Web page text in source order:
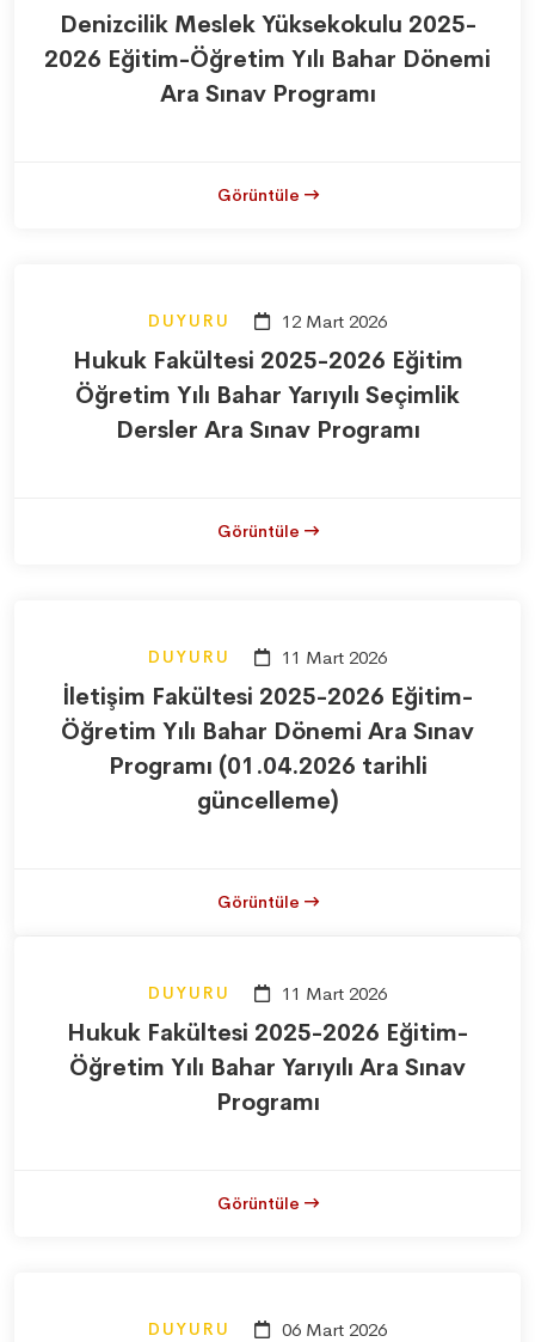
Denizcilik Meslek Yüksekokulu 2025-
2026 Eğitim-Öğretim Yılı Bahar Dönemi
Ara Sınav Programı
Görüntüle
DUYURU 12 Mart 2026
Hukuk Fakültesi 2025-2026 Eğitim
Öğretim Yılı Bahar Yarıyılı Seçimlik
Dersler Ara Sınav Programı
Görüntüle
DUYURU 11 Mart 2026
İletişim Fakültesi 2025-2026 Eğitim-
Öğretim Yılı Bahar Dönemi Ara Sınav
Programı (01.04.2026 tarihli
güncelleme)
Görüntüle
DUYURU 11 Mart 2026
Hukuk Fakültesi 2025-2026 Eğitim-
Öğretim Yılı Bahar Yarıyılı Ara Sınav
Programı
Görüntüle
DUYURU 06 Mart 2026